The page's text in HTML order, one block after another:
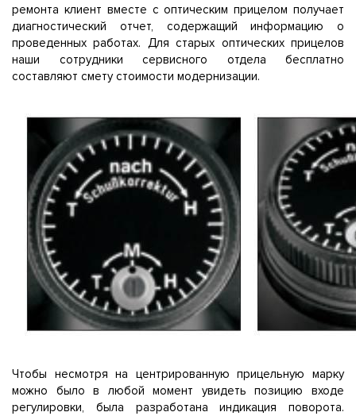
ремонта клиент вместе с оптическим прицелом получает
диагностический отчет, содержащий информацию о
проведенных работах. Для старых оптических прицелов
наши сотрудники сервисного отдела бесплатно
составляют смету стоимости модернизации.
Чтобы несмотря на центрированную прицельную марку
можно было в любой момент увидеть позицию входе
регулировки, была разработана индикация поворота.